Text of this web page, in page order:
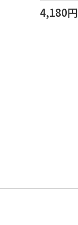
4,180円